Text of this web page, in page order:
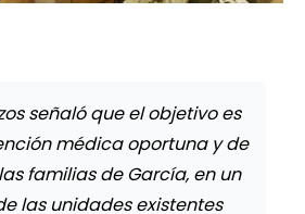
señaló que el objetivo es
médica oportuna y de
familias de García, en un
las unidades existentes